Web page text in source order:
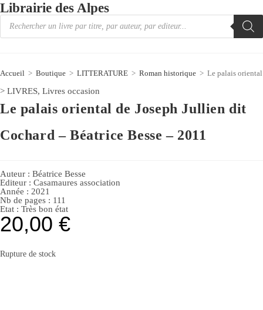
Librairie des Alpes
Accueil > Boutique > LITTERATURE > Roman historique > Le palais
> LIVRES, Livres occasion
Le palais oriental de Joseph Jullien dit
Cochard – Béatrice Besse – 2011
Auteur : Béatrice Besse
Editeur : Casamaures association
Année : 2021
Nb de pages : 111
Etat : Très bon état
20,00 €
Rupture de stock